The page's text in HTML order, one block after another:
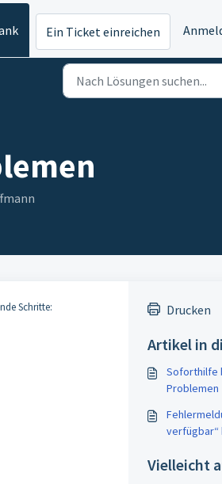
Ein Ticket einreichen
Schritte: Drucken
Artikel in
Soforthilfe
Problemen
verfügbar“
Vielleicht